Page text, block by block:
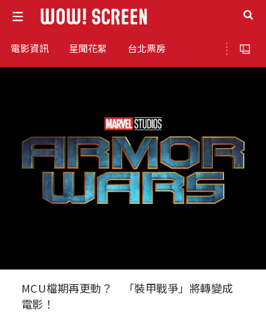
電影資訊 星聞花絮 台北票房
MCU檔期再更動？ 「裝甲戰爭」將轉變成
電影！